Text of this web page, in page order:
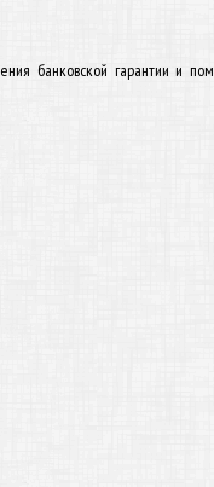
банковской гарантии и